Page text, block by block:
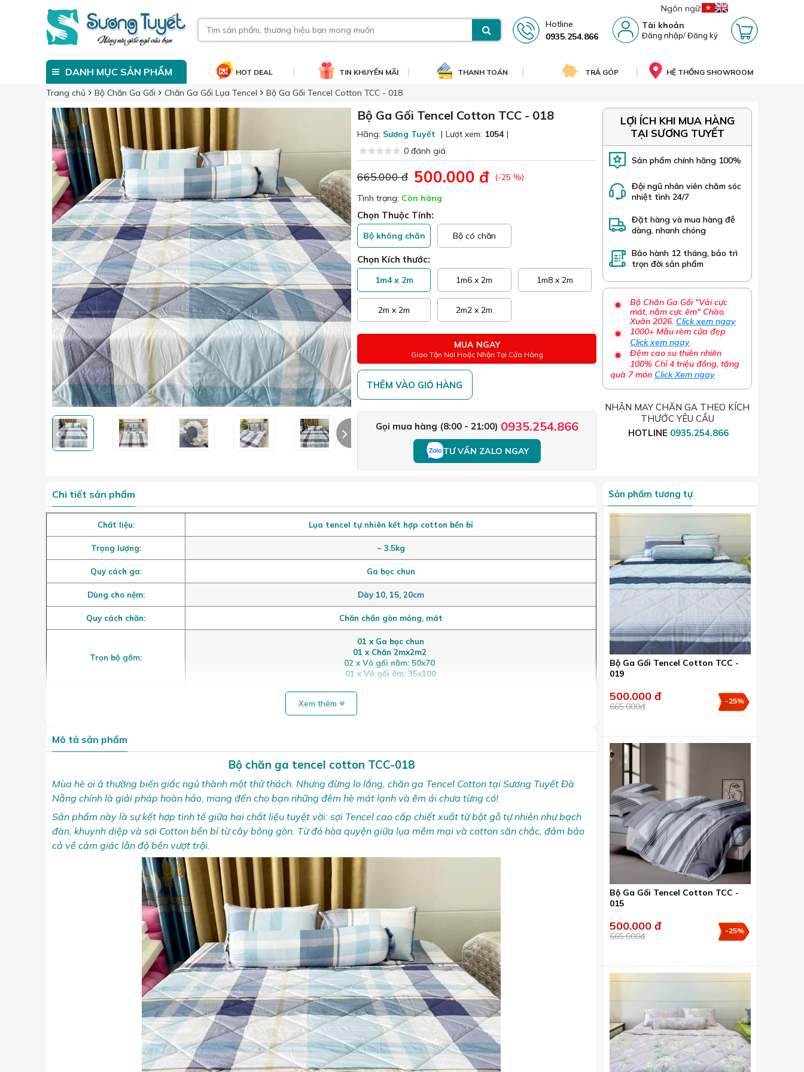
Ngôn ngữ:
Hotline
0935.254.866
Tài khoản
Đăng nhập/Đăng ký
DANH MỤC SẢN PHẨM HOT DEAL TIN KHUYẾN MÃI THANH TOÁN TRẢ GÓP HỆ THỐNG SHOWROOM
Trang chủ Bộ Chăn Ga Gối Chăn Ga Gối Lụa Tencel Bộ Ga Gối Tencel Cotton TCC - 018
Bộ Ga Gối Tencel Cotton TCC - 018
Hãng: Sương Tuyết | Lượt xem: 1054 |
0 đánh giá
665.000 đ 500.000 đ
(-25 %)
Tình trạng: Còn hàng
Chọn Thuộc Tính:
Bộ không chăn Bộ có chăn
Chọn Kích thước:
1m4 x 2m 1m6 x 2m 1m8 x 2m
2m x 2m 2m2 x 2m
MUA NGAY
Giao Tận Nơi Hoặc Nhận Tại Cửa Hàng
THÊM VÀO GIỎ HÀNG
Gọi mua hàng (8:00 - 21:00) 0935.254.866
TƯ VẤN ZALO NGAY
LỢI ÍCH KHI MUA HÀNG
TẠI SƯƠNG TUYẾT
Sản phẩm chính hãng 100%
Đội ngũ nhân viên chăm sóc
nhiệt tình 24/7
Đặt hàng và mua hàng đễ
dàng, nhanh chóng
Bảo hành 12 tháng, bảo trì
trọn đời sản phẩm
Bộ Chăn Ga Gối "Vải cực
mát, nằm cực êm" Chào
Xuân 2026. Click xem ngay
1000+ Mẫu rèm cửa đẹp
Click xem ngay
Đệm cao su thiên nhiên
100% Chỉ 4 triệu đồng, tặng
quà 7 món Click Xem ngay
NHẬN MAY CHĂN GA THEO KÍCH
THƯỚC YÊU CẦU
HOTLINE 0935.254.866
Chi tiết sản phẩm
Chất liệu: Lụa tencel tự nhiên kết hợp cotton bền bỉ
Trọng lượng: ~ 3.5kg
Quy cách ga: Ga bọc chun
Dùng cho nệm: Dày 10, 15, 20cm
Quy cách chăn: Chăn chần gòn mỏng, mát
Trọn bộ gồm:
01 x Ga bọc chun
01 x Chăn 2mx2m2
02 x Vỏ gối nằm: 50x70
01 x Vỏ gối ôm: 35x100
Xem thêm
Mô tả sản phẩm
Bộ chăn ga tencel cotton TCC-018
Mùa hè oi ả thường biến giấc ngủ thành một thử thách. Nhưng đừng lo lắng, chăn ga Tencel Cotton tại Sương Tuyết Đà
Nẵng chính là giải pháp hoàn hảo, mang đến cho bạn những đêm hè mát lạnh và êm ái chưa từng có!
Sản phẩm này là sự kết hợp tinh tế giữa hai chất liệu tuyệt vời: sợi Tencel cao cấp chiết xuất từ bột gỗ tự nhiên như bạch
đàn, khuynh diệp và sợi Cotton bền bỉ từ cây bông gòn. Từ đó hòa quyện giữa lụa mềm mại và cotton săn chắc, đảm bảo
cả về cảm giác lẫn độ bền vượt trội.
Sản phẩm tương tự
Bộ Ga Gối Tencel Cotton TCC -
019
500.000 đ
665.000đ
-25%
Bộ Ga Gối Tencel Cotton TCC -
015
500.000 đ
665.000đ
-25%